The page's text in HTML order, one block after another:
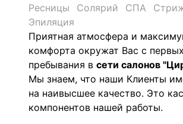
Ресницы
Солярий СПА
Эпиляция
Приятная атмосфера и
комфорта окружат Вас с
пребывания в сети салонов
Мы знаем, что наши Клиенты
на наивысшее качество. Это
компонентов нашей работы.